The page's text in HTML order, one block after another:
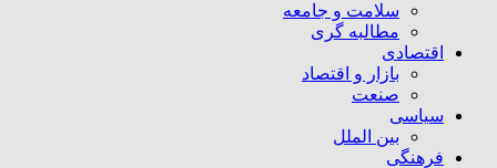
سلامت و جامعه
مطالبه گری
اقتصادی
بازار و اقتصاد
صنعت
سیاسی
بین الملل
فرهنگی